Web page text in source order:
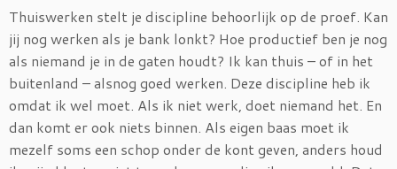
Thuiswerken stelt je discipline behoorlijk op de proef. Kan
jij nog werken als je bank lonkt? Hoe productief ben je nog
als niemand je in de gaten houdt? Ik kan thuis – of in het
buitenland – alsnog goed werken. Deze discipline heb ik
omdat ik wel moet. Als ik niet werk, doet niemand het. En
dan komt er ook niets binnen. Als eigen baas moet ik
mezelf soms een schop onder de kont geven, anders houd